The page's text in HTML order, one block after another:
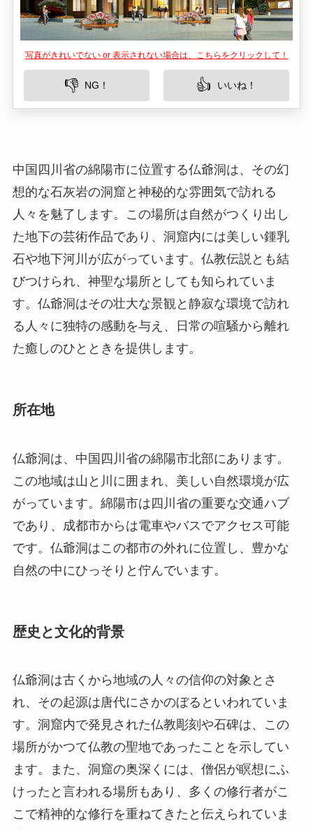
中国四川省の綿陽市に位置する仏爺洞は、その幻
想的な石灰岩の洞窟と神秘的な雰囲気で訪れる
人々を魅了します。この場所は自然がつくり出し
びつけられ、神聖な場所としても知られていま
す。仏爺洞はその壮大な景観と静寂な環境で訪れ
る人々に独特の感動を与え、日常の喧騒から離れ
た癒しのひとときを提供します。
所在地
仏爺洞は、中国四川省の綿陽市北部にあります。
であり、成都市からは電車やバスでアクセス可能
自然の中にひっそりと佇んでいます。
歴史と文化的背景
仏爺洞は古くから地域の人々の信仰の対象とさ
場所がかつて仏教の聖地であったことを示してい
けったと言われる場所もあり、多くの修行者がこ
こで精神的な修行を重ねてきたと伝えられていま
す。
この地域には多くの伝説が残されており、特に仏
爺洞にまつわる「黄金仏陀」の話が有名です。伝
説によれば、洞窟を訪れたある王が洞窟の最奥で